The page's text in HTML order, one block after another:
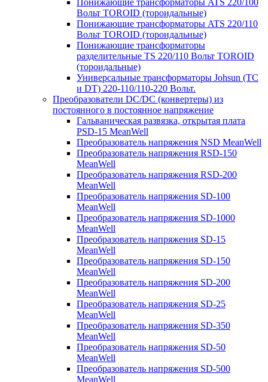
Понижающие трансформаторы ATS 220/100
Вольт TOROID (тороидальные)
Понижающие трансформаторы ATS 220/110
Вольт TOROID (тороидальные)
Понижающие трансформаторы
разделительные TS 220/110 Вольт TOROID
(тороидальные)
Универсальные трансформаторы Johsun (TС
и DT) 220-110/110-220 Вольт.
Преобразователи DC/DC (конвертеры) из
постоянного в постоянное напряжение
Гальваническая развязка, открытая плата
PSD-15 MeanWell
Преобразователь напряжения NSD MeanWell
Преобразователь напряжения RSD-150
MeanWell
Преобразователь напряжения RSD-200
MeanWell
Преобразователь напряжения SD-100
MeanWell
Преобразователь напряжения SD-1000
MeanWell
Преобразователь напряжения SD-15
MeanWell
Преобразователь напряжения SD-150
MeanWell
Преобразователь напряжения SD-200
MeanWell
Преобразователь напряжения SD-25
MeanWell
Преобразователь напряжения SD-350
MeanWell
Преобразователь напряжения SD-50
MeanWell
Преобразователь напряжения SD-500
MeanWell